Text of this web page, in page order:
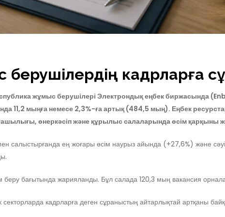
берушілердің кадрларға
жұмыс берушілері Электрондық еңбек биржасында
11,2 мыңға немесе 2,3%-ға артық (484,5 мың). Еңбек
өнеркәсіп және құрылыс салаларында өсім қарқыны
салыстырғанда ең жоғары өсім наурыз айында (+27,6%) және
бағытында жарияланды. Бұл салада 120,3 мың вакансия
секторларда кадрларға деген сұраныстың айтарлықтай артқаны